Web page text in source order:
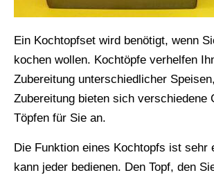
Ein Kochtopfset wird benötigt, wenn
kochen wollen. Kochtöpfe verhelfen
Zubereitung unterschiedlicher
Zubereitung bieten sich verschiedene
Töpfen für Sie an.
Die Funktion eines Kochtopfs ist sehr
kann jeder bedienen. Den Topf, den